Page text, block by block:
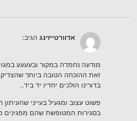
אדוורטייזינג הגיב:
מודעה נחמדה במקור ובעעעע
זאת ההוכחה הטובה ביותר
בדורינו הולכים יחדיו יד ביד..
פשוט עצוב ומגעיל בעייני שהעיתון
בסגירות המטופשת שהם מפגינים